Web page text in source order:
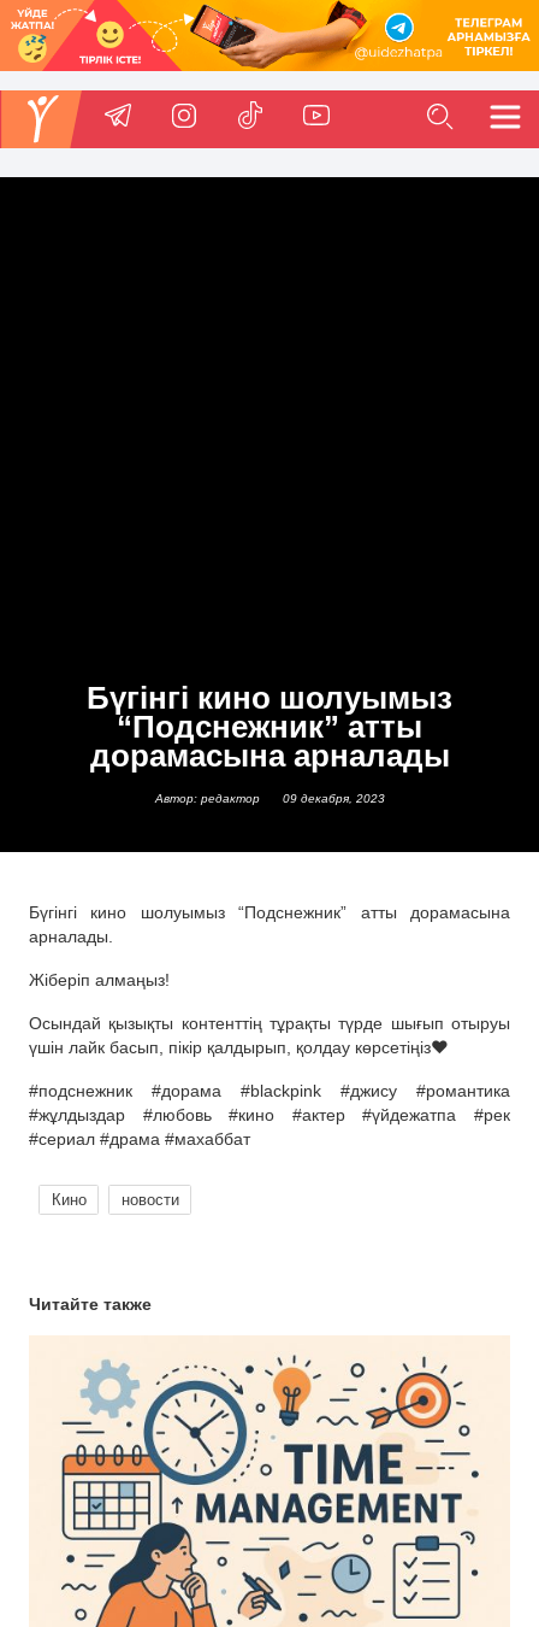
Бүгінгі кино шолуымыз
“Подснежник” атты
дорамасына арналады
Автор: редактор 09 декабря, 2023
Бүгінгі кино шолуымыз “Подснежник” атты дорамасына
арналады.
Жіберіп алмаңыз!
Осындай қызықты контенттің тұрақты түрде шығып отыруы
үшін лайк басып, пікір қалдырып, қолдау көрсетіңіз❤
#подснежник #дорама #blackpink #джису #романтика
#жұлдыздар #любовь #кино #актер #үйдежатпа #рек
#сериал #драма #махаббат
Кино новости
Читайте также